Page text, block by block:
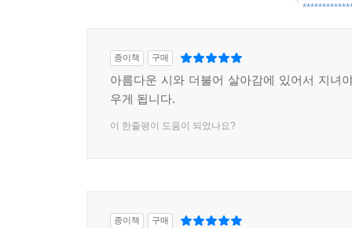
종이책 구매
아름다운 시와 더불어 살아감에 있어서 지녀
우게 됩니다.
이 한줄평이 도움이 되었나요?
종이책 구매